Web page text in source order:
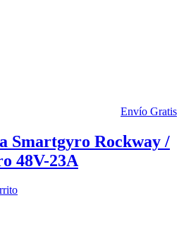
Envío Gratis
Smartgyro Rockway /
48V-23A